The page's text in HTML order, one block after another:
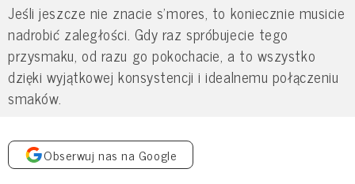
Jeśli jeszcze nie znacie s'mores, to koniecznie musicie
nadrobić zaległości. Gdy raz spróbujecie tego
przysmaku, od razu go pokochacie, a to wszystko
dzięki wyjątkowej konsystencji i idealnemu połączeniu
smaków.
Obserwuj nas na Google